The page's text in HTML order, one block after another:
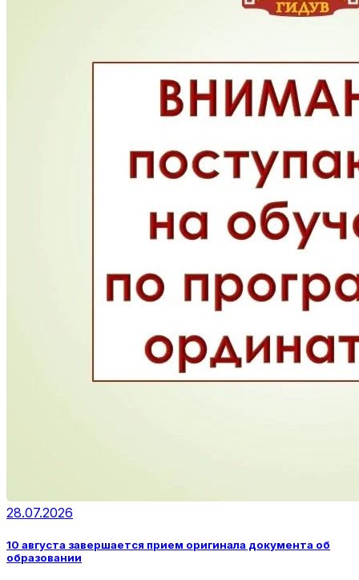
28.07.2026
10 августа завершается прием оригинала документа об
образовании